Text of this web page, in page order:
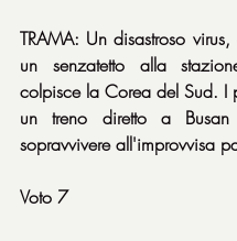
TRAMA: Un disastroso
un senzatetto alla
colpisce la Corea del Sud. I
un treno diretto a
sopravvivere all'improvvisa
Voto 7